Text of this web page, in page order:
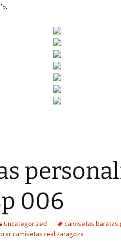
006
Uncategorized camisetas baratas
camisetas real zaragoza